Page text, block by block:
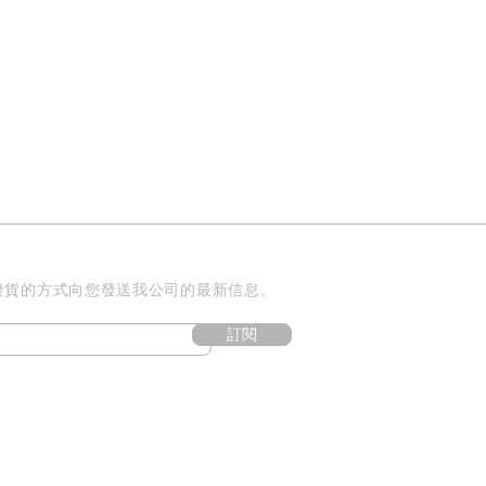
的方式向您發送我公司的最新信息。​
訂閱